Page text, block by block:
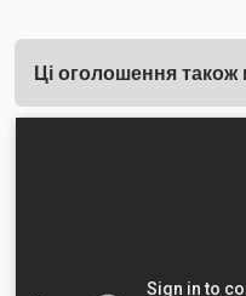
Ці оголошення також